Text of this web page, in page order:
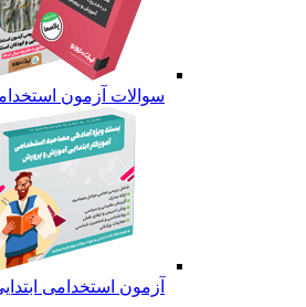
سوالات آزمون
آزمون استخدامی